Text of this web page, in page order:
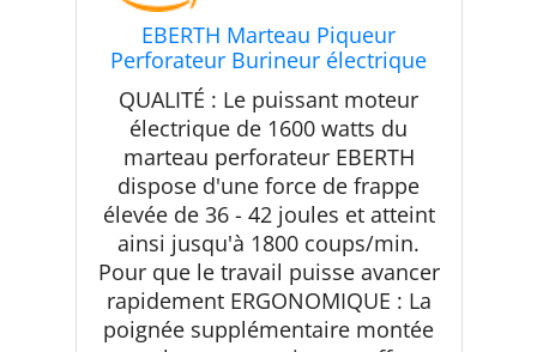
EBERTH Marteau Piqueur
Perforateur Burineur électrique
1600W (230V, 1800 coups/min,
36-42 Joules, SDS HEX Prise
Hexagonale 30mm, Poignée
Robuste, Burin Plat & Pointu
Inclus, Coffret)
QUALITÉ : Le puissant moteur
électrique de 1600 watts du
marteau perforateur EBERTH
dispose d'une force de frappe
élevée de 36 - 42 joules et atteint
ainsi jusqu'à 1800 coups/min.
Pour que le travail puisse avancer
rapidement ERGONOMIQUE : La
poignée supplémentaire montée